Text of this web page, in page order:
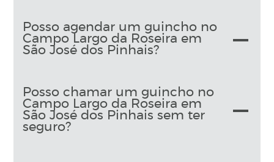
Posso agendar um guincho no
Campo Largo da Roseira em
São José dos Pinhais?
Posso chamar um guincho no
Campo Largo da Roseira em
São José dos Pinhais sem ter
seguro?